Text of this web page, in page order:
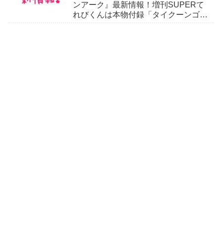
ンアーク』最新情報！増刊SUPERて
れびくんは本物付録「タイクーンゴチ